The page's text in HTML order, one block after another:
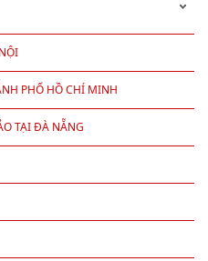
PHỐ HỒ CHÍ MINH
TẠI ĐÀ NẴNG